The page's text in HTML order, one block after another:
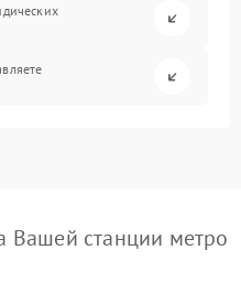
Вашей станции метро